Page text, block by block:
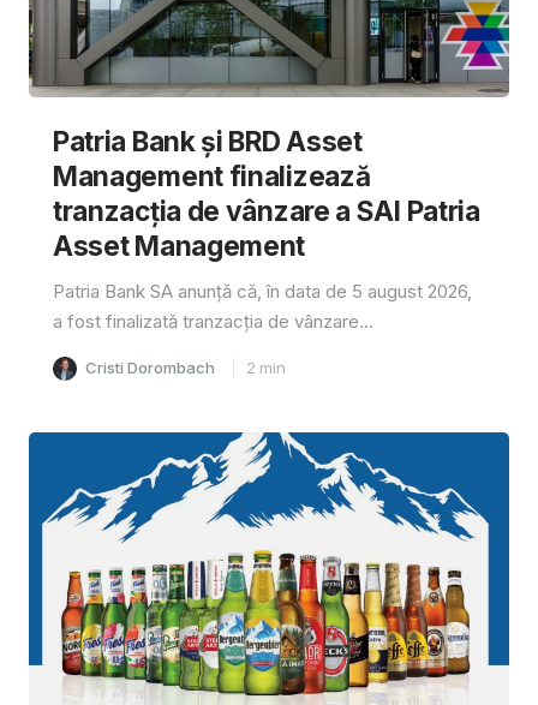
Patria Bank și BRD Asset
Management finalizează
tranzacția de vânzare a SAI Patria
Asset Management
Patria Bank SA anunță că, în data de 5 august 2026,
a fost finalizată tranzacția de vânzare...
Cristi Dorombach 2 min